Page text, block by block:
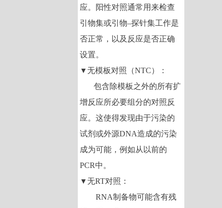
应。阳性对照通常用来检查
引物集或引物–探针集工作是
否正常，以及反应是否正确
设置。
▼无模板对照（NTC）：
包含除模板之外的所有扩
增反应所必要组分的对照反
应。这使得发现由于污染的
试剂或外源DNA造成的污染
成为可能，例如从以前的
PCR中。
▼无RT对照：
RNA制备物可能含有残